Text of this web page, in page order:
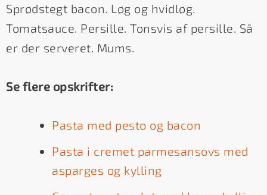
Sprødstegt bacon. Løg og hvidløg.
Tomatsauce. Persille. Tonsvis af persille. Så
er der serveret. Mums.
Se flere opskrifter:
Pasta med pesto og bacon
Pasta i cremet parmesansovs med
asparges og kylling